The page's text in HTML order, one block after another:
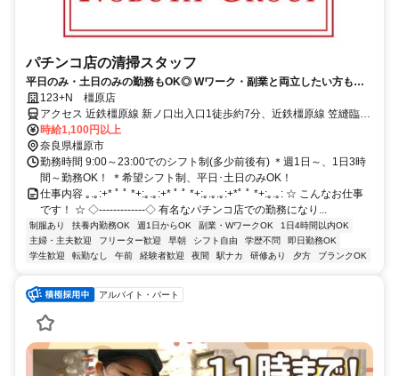
パチンコ店の清掃スタッフ
平日のみ・土日のみの勤務もOK◎ Wワーク・副業と両立したい方も大
歓迎！123+N 橿原店
アクセス 近鉄橿原線 新ノ口出入口1徒歩約7分、近鉄橿原線 笠縫臨時
改札口徒歩約22分、近鉄大阪線 大和八木北口徒歩約25分 新ノ口駅か
ら徒歩5分
時給1,100円以上
奈良県橿原市
勤務時間 9:00～23:00でのシフト制(多少前後有) ＊週1日～、1日3時
間～勤務OK！ ＊希望シフト制、平日･土日のみOK！
仕事内容 ｡.｡:+* ﾟ ﾟ *+:｡.｡:+* ﾟ ﾟ *+:｡.｡.｡:+*ﾟ ﾟ *+:｡.｡: ☆ こんなお仕事
です！ ☆ ◇‐‐‐‐‐‐‐‐‐‐‐‐‐◇ 有名なパチンコ店での勤務になり...
制服あり 扶養内勤務OK 週1日からOK 副業・WワークOK
1日4時間以内OK
主婦・主夫歓迎
フリーター歓迎 早朝 シフト自由 学歴不問
即日勤務OK
学生歓迎
転勤なし 午前 経験者歓迎 夜間 駅ナカ 研修あり 夕方 ブランクOK
アルバイト・パート